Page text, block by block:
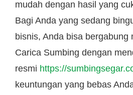
mudah dengan hasil yang
Bagi Anda yang sedang
bisnis, Anda bisa bergabung
Carica Sumbing dengan
resmi https://
keuntungan yang bebas